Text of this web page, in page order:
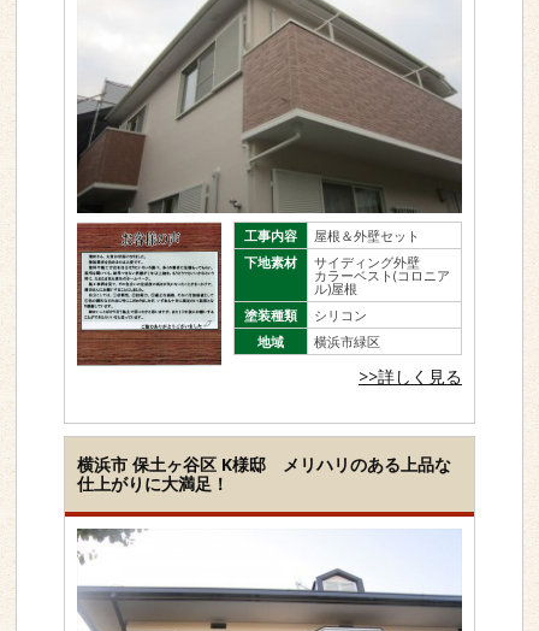
工事内容
屋根＆外壁セット
下地素材
サイディング外壁
カラーベスト(コロニア
ル)屋根
塗装種類
シリコン
地域
横浜市緑区
>>詳しく見る
横浜市 保土ヶ谷区 K様邸 メリハリのある上品な
仕上がりに大満足！